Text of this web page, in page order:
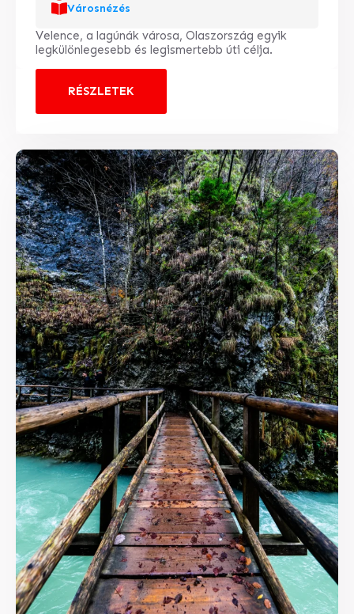
Városnézés
Velence, a lagúnák városa, Olaszország egyik
legkülönlegesebb és legismertebb úti célja.
RÉSZLETEK